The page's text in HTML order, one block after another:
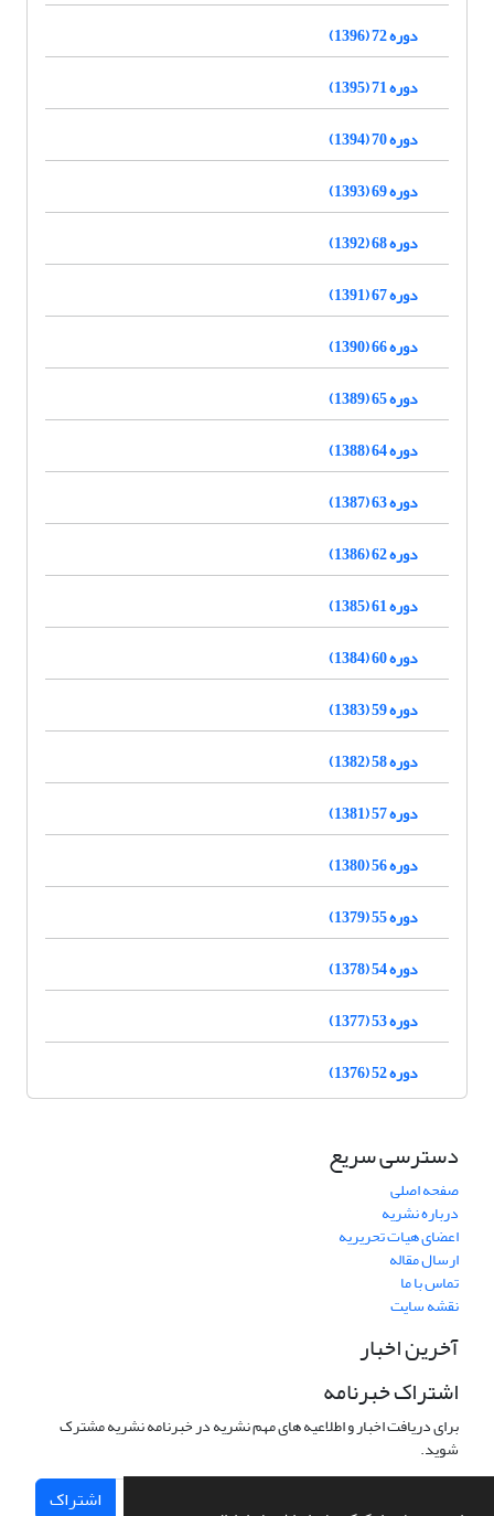
دوره 72 (1396)
دوره 71 (1395)
دوره 70 (1394)
دوره 69 (1393)
دوره 68 (1392)
دوره 67 (1391)
دوره 66 (1390)
دوره 65 (1389)
دوره 64 (1388)
دوره 63 (1387)
دوره 62 (1386)
دوره 61 (1385)
دوره 60 (1384)
دوره 59 (1383)
دوره 58 (1382)
دوره 57 (1381)
دوره 56 (1380)
دوره 55 (1379)
دوره 54 (1378)
دوره 53 (1377)
دوره 52 (1376)
دسترسی سریع
صفحه اصلی
درباره نشریه
اعضای هیات تحریریه
ارسال مقاله
تماس با ما
نقشه سایت
آخرین اخبار
اشتراک خبرنامه
برای دریافت اخبار و اطلاعیه های مهم نشریه در خبرنامه نشریه مشترک
شوید.
اشتراک